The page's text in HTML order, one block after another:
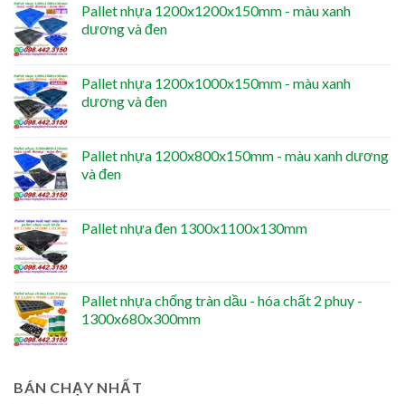
Pallet nhựa 1200x1200x150mm - màu xanh
dương và đen
Pallet nhựa 1200x1000x150mm - màu xanh
dương và đen
Pallet nhựa 1200x800x150mm - màu xanh dương
và đen
Pallet nhựa đen 1300x1100x130mm
Pallet nhựa chống tràn dầu - hóa chất 2 phuy -
1300x680x300mm
BÁN CHẠY NHẤT